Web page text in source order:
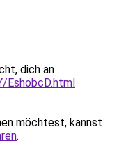
dich an
EshobcD.html
möchtest, kannst
.